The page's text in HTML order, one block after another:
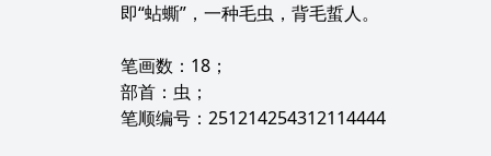
即“蛅蟖”，一种毛虫，背毛蜇人。
笔画数：18；
部首：虫；
笔顺编号：251214254312114444